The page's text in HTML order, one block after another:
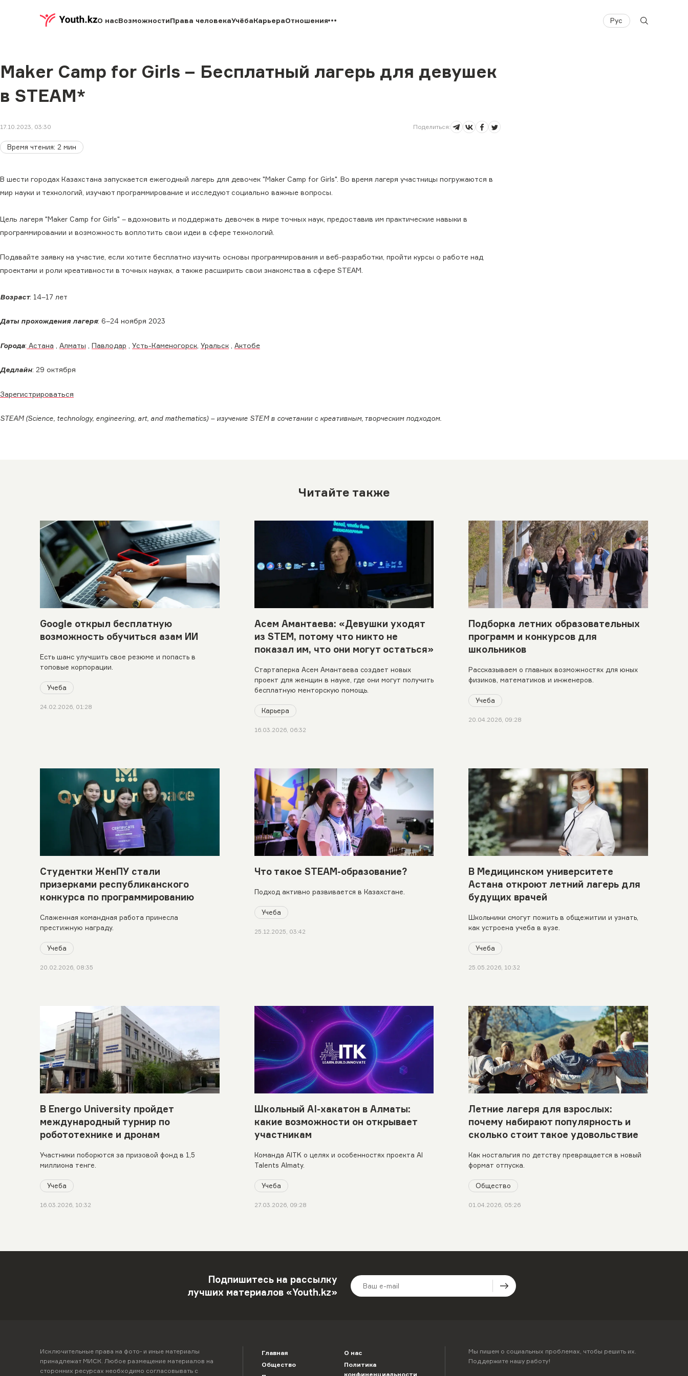
О насВозможностиПрава человекаУчёбаКарьераОтношения Рус
Maker Camp for Girls – Бесплатный лагерь для девушек
в STEAM*
17.10.2023, 03:30 Поделиться:
Время чтения: 2 мин
В шести городах Казахстана запускается ежегодный лагерь для девочек "Maker Camp for Girls". Во время лагеря участницы погружаются в
мир науки и технологий, изучают программирование и исследуют социально важные вопросы.
Цель лагеря "Maker Camp for Girls" – вдохновить и поддержать девочек в мире точных наук, предоставив им практические навыки в
программировании и возможность воплотить свои идеи в сфере технологий.
Подавайте заявку на участие, если хотите бесплатно изучить основы программирования и веб-разработки, пройти курсы о работе над
проектами и роли креативности в точных науках, а также расширить свои знакомства в сфере STEAM.
Возраст: 14–17 лет
Даты прохождения лагеря: 6–24 ноября 2023
Города: Астана Алматы Павлодар Усть-Каменогорск, Уральск Актобе
Дедлайн: 29 октября
Зарегистрироваться
STEAM (Science, technology, engineering, art, and mathematics) – изучение STEM в сочетании с креативным, творческим подходом.
Читайте также
Google открыл бесплатную
возможность обучиться азам ИИ
Есть шанс улучшить свое резюме и попасть в
топовые корпорации.
Учеба
24.02.2026, 01:28
Асем Амантаева: «Девушки уходят
из STEM, потому что никто не
показал им, что они могут остаться»
Стартаперка Асем Амантаева создает новых
проект для женщин в науке, где они могут получить
бесплатную менторскую помощь.
Карьера
16.03.2026, 06:32
Подборка летних образовательных
программ и конкурсов для
школьников
Рассказываем о главных возможностях для юных
физиков, математиков и инженеров.
Учеба
20.04.2026, 09:28
Студентки ЖенПУ стали
призерками республиканского
конкурса по программированию
Слаженная командная работа принесла
престижную награду.
Учеба
20.02.2026, 08:35
Что такое STEAM-образование?
Подход активно развивается в Казахстане.
Учеба
25.12.2025, 03:42
В Медицинском университете
Астана откроют летний лагерь для
будущих врачей
Школьники смогут пожить в общежитии и узнать,
как устроена учеба в вузе.
Учеба
25.05.2026, 10:32
В Energo University пройдет
международный турнир по
робототехнике и дронам
Участники поборются за призовой фонд в 1,5
миллиона тенге.
Учеба
16.03.2026, 10:32
Школьный AI-хакатон в Алматы:
какие возможности он открывает
участникам
Команда AITK о целях и особенностях проекта AI
Talents Almaty.
Учеба
27.03.2026, 09:28
Летние лагеря для взрослых:
почему набирают популярность и
сколько стоит такое удовольствие
Как ностальгия по детству превращается в новый
формат отпуска.
Общество
01.04.2026, 05:26
Подпишитесь на рассылку
лучших материалов «Youth.kz»
Исключительные права на фото- и иные материалы
принадлежат МИСК. Любое размещение материалов на
сторонних ресурсах необходимо согласовывать с
Главная
Общество
О нас
Политика
конфиненциальности
Мы пишем о социальных проблемах, чтобы решить их.
Поддержите нашу работу!